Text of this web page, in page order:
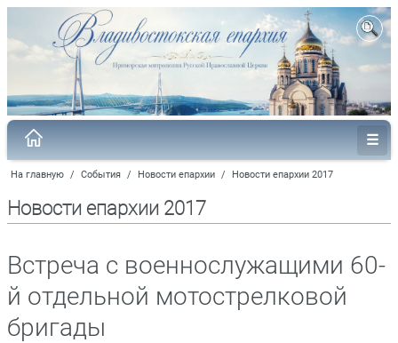
На главную / События / Новости епархии / Новости епархии 2017
Новости епархии 2017
Встреча с военнослужащими 60-
й отдельной мотострелковой
бригады